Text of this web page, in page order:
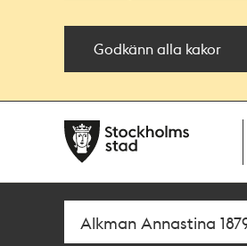
Godkänn alla kakor
navigationen
huvudinnehållet
Sök